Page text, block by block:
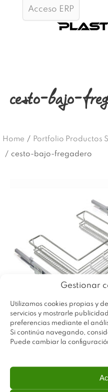
Gestionar
Utilizamos cookies propias y
servicios y mostrarle
preferencias mediante el
Si continúa navegando,
Puede cambiar la
Acceso ERP
cesto-bajo-
Home / Portfolio Productos
/ cesto-bajo-fregadero